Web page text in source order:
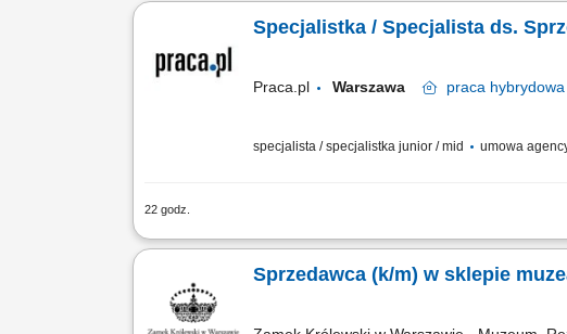
Specjalistka / Specjalista ds.
Praca.pl Warszawa praca
specjalista / specjalistka junior / mid umowa
22 godz.
Zadania Tworzenie i pielęgnowanie trwałych więzi
Sprzedawca (k/m) w sklepie